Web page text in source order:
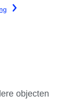
objecten